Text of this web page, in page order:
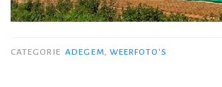
CATEGORIE ADEGEM, WEERFOTO'S